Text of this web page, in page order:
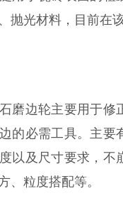
抛光材料，目前在
磨边轮主要用于修
的必需工具。主
以及尺寸要求，
、粒度搭配等。